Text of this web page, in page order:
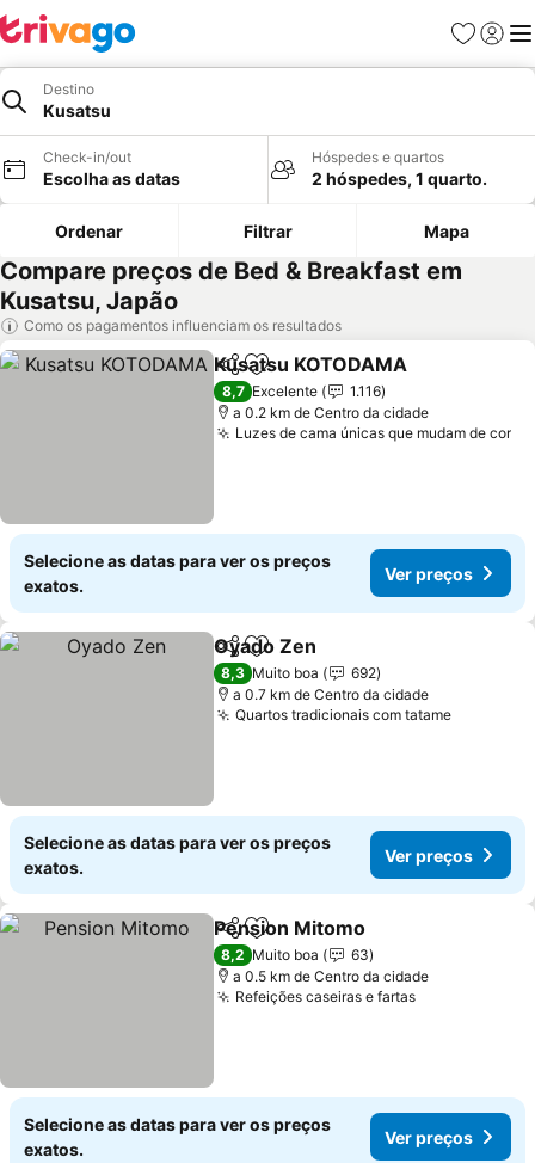
Favoritos
Iniciar
Destino
Kusatsu
Check-in/out
Escolha as datas
Hóspedes e quartos
2 hóspedes, 1 quarto.
Ordenar Filtrar Mapa
Compare preços de Bed & Breakfast em
Kusatsu, Japão
Como os pagamentos influenciam os resultados
PartilharAdicionar aos favoritos
Kusatsu KOTODAMA
8,7 Excelente
1.116
a 0.2 km de Centro da cidade
Luzes de cama únicas que mudam de cor
Selecione as datas para ver os preços
exatos.
Ver preços
PartilharAdicionar aos favoritos
Oyado Zen
8,3 Muito boa
692
a 0.7 km de Centro da cidade
Quartos tradicionais com tatame
Selecione as datas para ver os preços
exatos.
Ver preços
PartilharAdicionar aos favoritos
Pension Mitomo
8,2 Muito boa
63
a 0.5 km de Centro da cidade
Refeições caseiras e fartas
Selecione as datas para ver os preços
exatos.
Ver preços